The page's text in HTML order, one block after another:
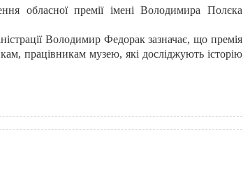
обласної премії імені Володимира Полєка
Володимир Федорак зазначає, що премія
працівникам музею, які досліджують історію